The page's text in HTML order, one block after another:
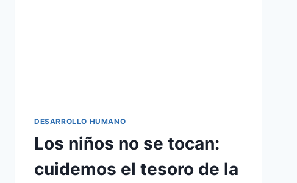
DESARROLLO HUMANO
Los niños no se tocan:
cuidemos el tesoro de la